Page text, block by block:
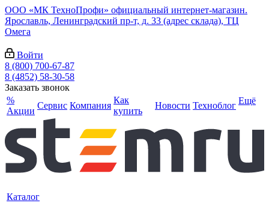
ООО «МК ТехноПрофи» официальный интернет-магазин.
Ярославль, Ленинградский пр-т, д. 33 (адрес склада), ТЦ
Омега
Войти
8 (800) 700-67-87
8 (4852) 58-30-58
Заказать звонок
%
Акции
Сервис Компания
Как
купить
Новости Техноблог Ещё
Каталог